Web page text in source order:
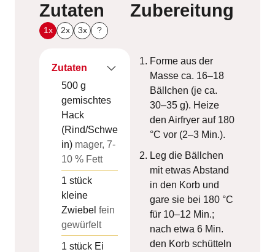
Zutaten
1x 2x 3x ?
Zutaten
500 g
gemischtes
Hack
(Rind/Schwe
in) mager, 7-
10 % Fett
1 stück
kleine
Zwiebel fein
gewürfelt
1 stück Ei
Zubereitung
Forme aus der
Masse ca. 16–18
Bällchen (je ca.
30–35 g). Heize
den Airfryer auf 180
°C vor (2–3 Min.).
Leg die Bällchen
mit etwas Abstand
in den Korb und
gare sie bei 180 °C
für 10–12 Min.;
nach etwa 6 Min.
den Korb schütteln